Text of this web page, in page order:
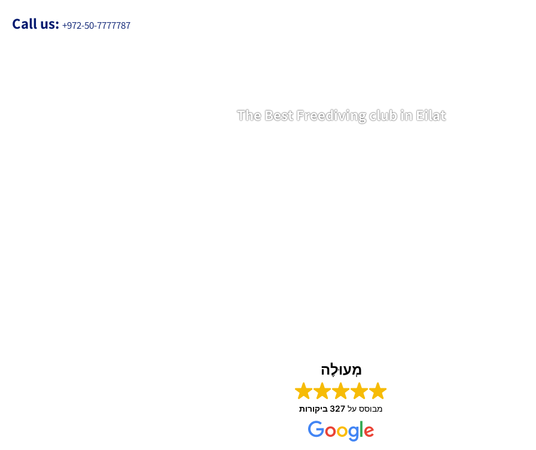
Call us: +972-50-7777787
The Best Freediving club in Eilat
מְעוּלֶה
מבוסס על 327 ביקורות